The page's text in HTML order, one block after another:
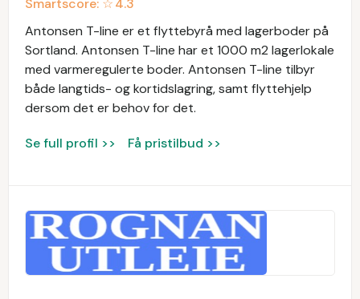
Smartscore: ☆4.3
Antonsen T-line er et flyttebyrå med lagerboder på
Sortland. Antonsen T-line har et 1000 m2 lagerlokale
med varmeregulerte boder. Antonsen T-line tilbyr
både langtids- og kortidslagring, samt flyttehjelp
dersom det er behov for det.
Se full profil >> Få pristilbud >>